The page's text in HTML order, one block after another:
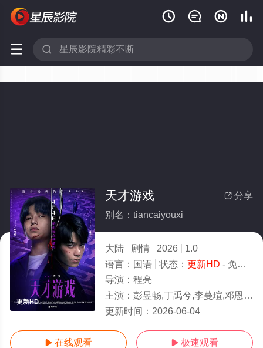
   
 
更新HD
 分享
天才游戏
别名：tiancaiyouxi
大陆 剧情 2026
1.0
语言： 国语 状态： 更新HD - 免费在线观看
导演： 程亮
主演： 彭昱畅,丁禹兮,李蔓瑄,邓恩熙,侯雯元
更新时间： 2026-06-04
 在线观看  极速观看